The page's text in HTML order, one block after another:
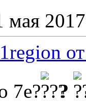
мая
7е?
?